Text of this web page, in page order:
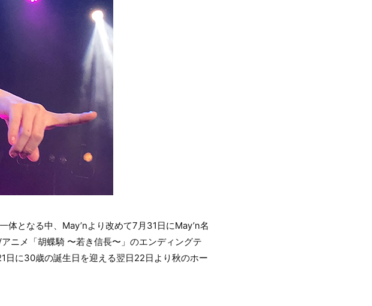
となる中、May’nより改めて7月31日にMay’n名
ニメ「胡蝶騎 〜若き信長〜」のエンディングテ
日に30歳の誕生日を迎える翌日22日より秋のホー